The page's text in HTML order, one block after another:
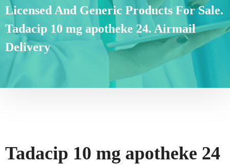
Licensed And Generic Products For Sale.
Tadacip 10 mg apotheke 24. Airmail
Delivery
Tadacip 10 mg apotheke 24